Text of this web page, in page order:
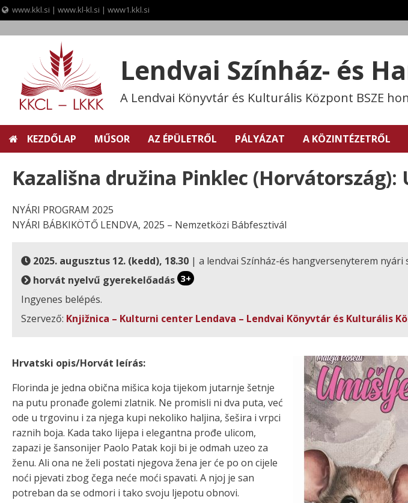
www.kkl.si | www.kl-kl.si | www1.kkl.si
Lendvai Színház- és
A Lendvai Könyvtár és Kulturális Központ BSZE
KEZDŐLAP MŰSOR AZ ÉPÜLETRŐL PÁLYÁZAT A KÖZINTÉZETRŐL
Kazališna družina Pinklec (Horvátország):
NYÁRI PROGRAM 2025
NYÁRI BÁBKIKÖTŐ LENDVA, 2025 – Nemzetközi Bábfesztivál
2025. augusztus 12. (kedd), 18.30 | a lendvai Színház-és hangversenyterem nyári
horvát nyelvű gyerekelőadás 3+
Ingyenes belépés.
Szervező: Knjižnica – Kulturni center Lendava – Lendvai Könyvtár és Kulturális
Hrvatski opis/Horvát leírás:
Florinda je jedna obična mišica koja tijekom jutarnje šetnje
na putu pronađe golemi zlatnik. Ne promisli ni dva puta, već
ode u trgovinu i za njega kupi nekoliko haljina, šešira i vrpci
raznih boja. Kada tako lijepa i elegantna prođe ulicom,
zapazi je šansonijer Paolo Patak koji bi je odmah uzeo za
ženu. Ali ona ne želi postati njegova žena jer će po on cijele
noći pjevati zbog čega neće moći spavati. A njoj je san
potreban da se odmori i tako svoju ljepotu obnovi.